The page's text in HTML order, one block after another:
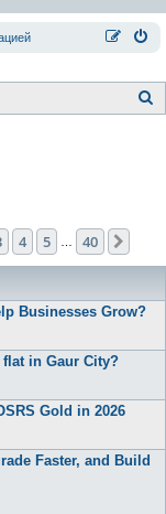
из 40
4 5 40
Businesses Grow?
in Gaur City?
Gold in 2026
Faster, and Build